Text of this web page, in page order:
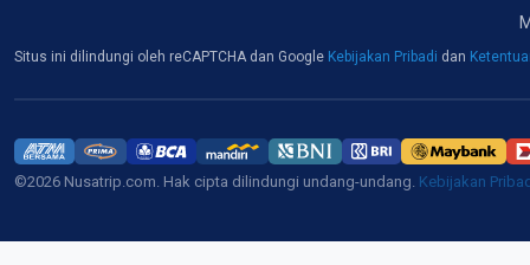
Situs ini dilindungi oleh reCAPTCHA dan Google Kebijakan Pribadi dan
©2026 Nusatrip.com. Hak cipta dilindungi undang-undang. Kebijakan